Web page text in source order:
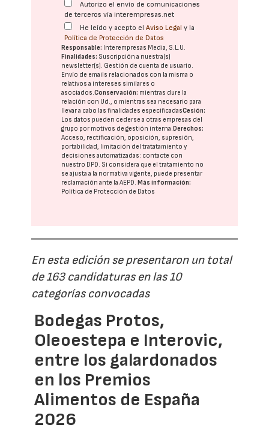
Autorizo el envío de comunicaciones
de terceros vía interempresas.net
He leído y acepto elAviso Legal y la
Política de Protección de Datos
Responsable: Interempresas Media, S.L.U.
Finalidades: Suscripción a nuestra(s)
newsletter(s). Gestión de cuenta de usuario.
Envío de emails relacionados con la misma o
relativos a intereses similares o
asociados.Conservación: mientras dure la
relación con Ud., o mientras sea necesario para
llevar a cabo las finalidades especificadasCesión:
Los datos pueden cederse a otras empresas del
grupo por motivos de gestión interna.Derechos:
Acceso, rectificación, oposición, supresión,
portabilidad, limitación del tratatamiento y
decisiones automatizadas: contacte con
nuestro DPD. Si considera que el tratamiento no
se ajusta a la normativa vigente, puede presentar
reclamación ante laAEPD.Más información:
Política de Protección de Datos
En esta edición se presentaron un total
de 163 candidaturas en las 10
categorías convocadas
Bodegas Protos,
Oleoestepa e Interovic,
entre los galardonados
en los Premios
Alimentos de España
2026